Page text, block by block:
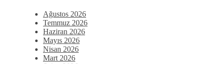
Ağustos 2026
Temmuz 2026
Haziran 2026
Mayıs 2026
Nisan 2026
Mart 2026